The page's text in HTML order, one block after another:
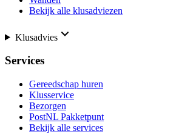
Bekijk alle klusadviezen
Klusadvies
Services
Gereedschap huren
Klusservice
Bezorgen
PostNL Pakketpunt
Bekijk alle services